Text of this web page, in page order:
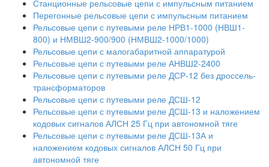
Станционные рельсовые цепи с импульсным питанием
Перегонные рельсовые цепи с импульсным питанием
Рельсовые цепи с путевыми реле НРВ1-1000 (НВШ1-
800) и НМВШ2-900/900 (НМВШ2-1000/1000)
Рельсовые цепи с малогабаритной аппаратурой
Рельсовые цепи с путевыми реле АНВШ2-2400
Рельсовые цепи с путевыми реле ДСР-12 без дроссель-
трансформаторов
Рельсовые цепи с путевыми реле ДСШ-12
Рельсовые цепи с путевыми реле ДСШ-13 и наложением
кодовых сигналов АЛСН 25 Гц при автономной тяге
Рельсовые цепи с путевыми реле ДСШ-13А и
наложением кодовых сигналов АЛСН 50 Гц при
автономной тяге